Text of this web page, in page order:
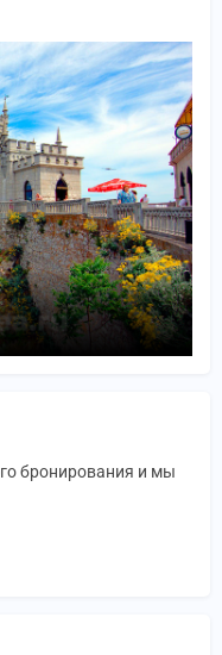
бронирования и мы